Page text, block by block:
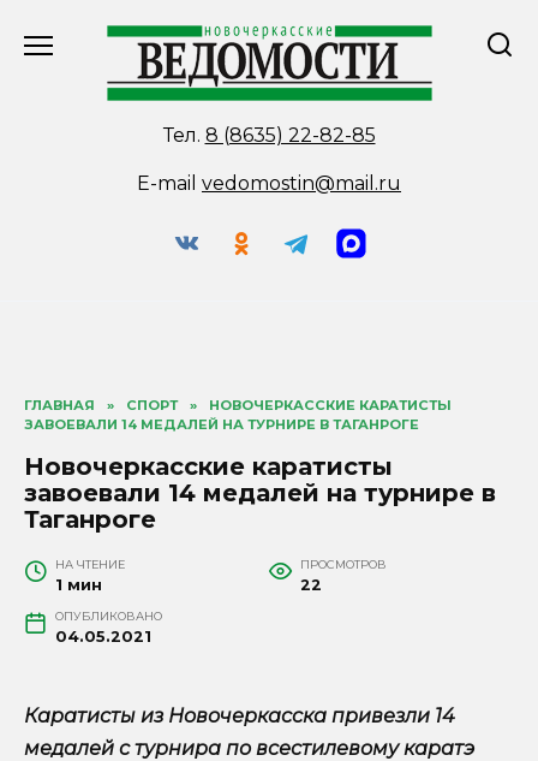
Тел. 8 (8635) 22-82-85
E-mail vedomostin@mail.ru
ГЛАВНАЯ » СПОРТ »
НОВОЧЕРКАССКИЕ КАРАТИСТЫ
ЗАВОЕВАЛИ 14 МЕДАЛЕЙ НА ТУРНИРЕ В ТАГАНРОГЕ
Новочеркасские каратисты
завоевали 14 медалей на турнире в
Таганроге
НА ЧТЕНИЕ
1 мин
ПРОСМОТРОВ
22
ОПУБЛИКОВАНО
04.05.2021
Каратисты из Новочеркасска привезли 14
медалей с турнира по всестилевому каратэ